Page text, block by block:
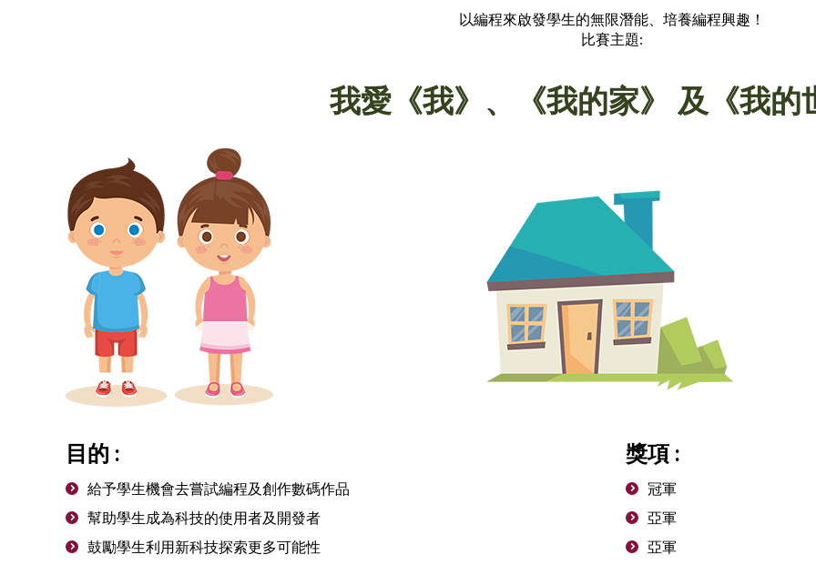
以編程來啟發學生的無限潛能、培養編程興趣！
比賽主題:
我愛《我》、《我的家》 及《我的
目的 :
給予學生機會去嘗試編程及創作數碼作品
幫助學生成為科技的使用者及開發者
鼓勵學生利用新科技探索更多可能性
獎項 :
冠軍
亞軍
亞軍